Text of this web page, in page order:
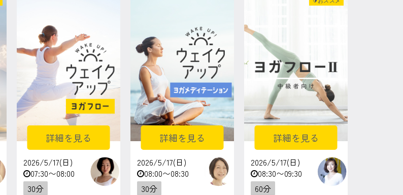
詳細を見る
2026/5/17(日)
07:30〜08:00
30分
詳細を見る
2026/5/17(日)
08:00〜08:30
30分
詳細を見る
2026/5/17(日)
08:30〜09:30
60分